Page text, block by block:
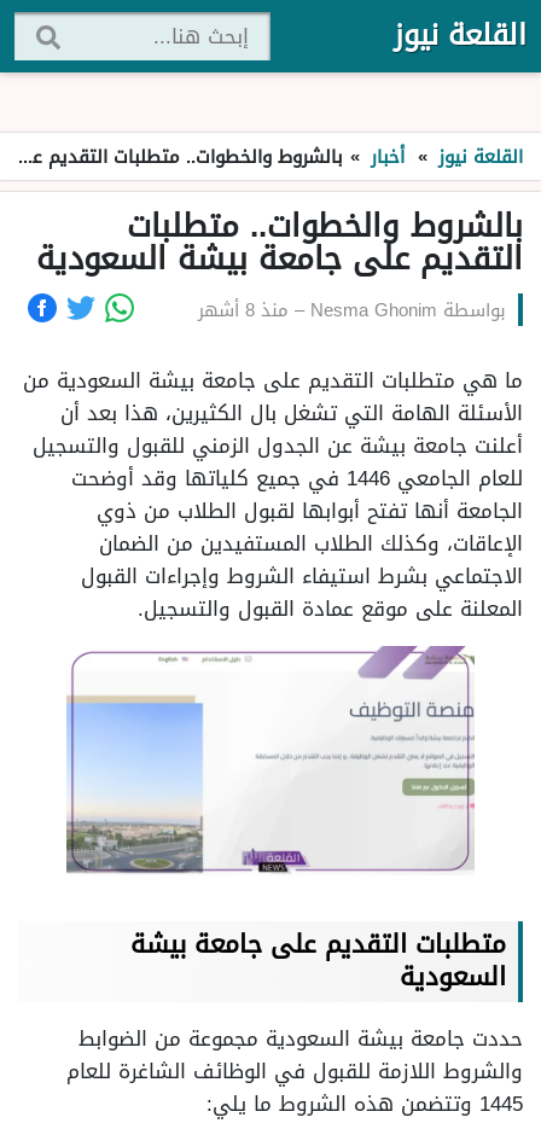
القلعة نيوز
القلعة نيوز » أخبار » بالشروط والخطوات.. متطلبات التقديم على جامعة بيشة السعودية
بالشروط والخطوات.. متطلبات
التقديم على جامعة بيشة السعودية
بواسطة Nesma Ghonim
– منذ 8 أشهر
ما هي متطلبات التقديم على جامعة بيشة السعودية من
الأسئلة الهامة التي تشغل بال الكثيرين، هذا بعد أن
أعلنت جامعة بيشة عن الجدول الزمني للقبول والتسجيل
للعام الجامعي 1446 في جميع كلياتها وقد أوضحت
الجامعة أنها تفتح أبوابها لقبول الطلاب من ذوي
الإعاقات، وكذلك الطلاب المستفيدين من الضمان
الاجتماعي بشرط استيفاء الشروط وإجراءات القبول
المعلنة على موقع عمادة القبول والتسجيل.
متطلبات التقديم على جامعة بيشة
السعودية
حددت جامعة بيشة السعودية مجموعة من الضوابط
والشروط اللازمة للقبول في الوظائف الشاغرة للعام
1445 وتتضمن هذه الشروط ما يلي: